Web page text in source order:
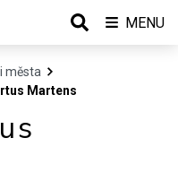
města
Martens
MENU